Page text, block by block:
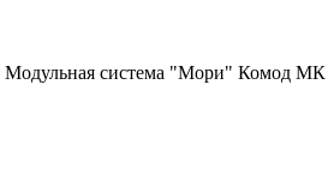
Модульная система "Мори" Комод МК